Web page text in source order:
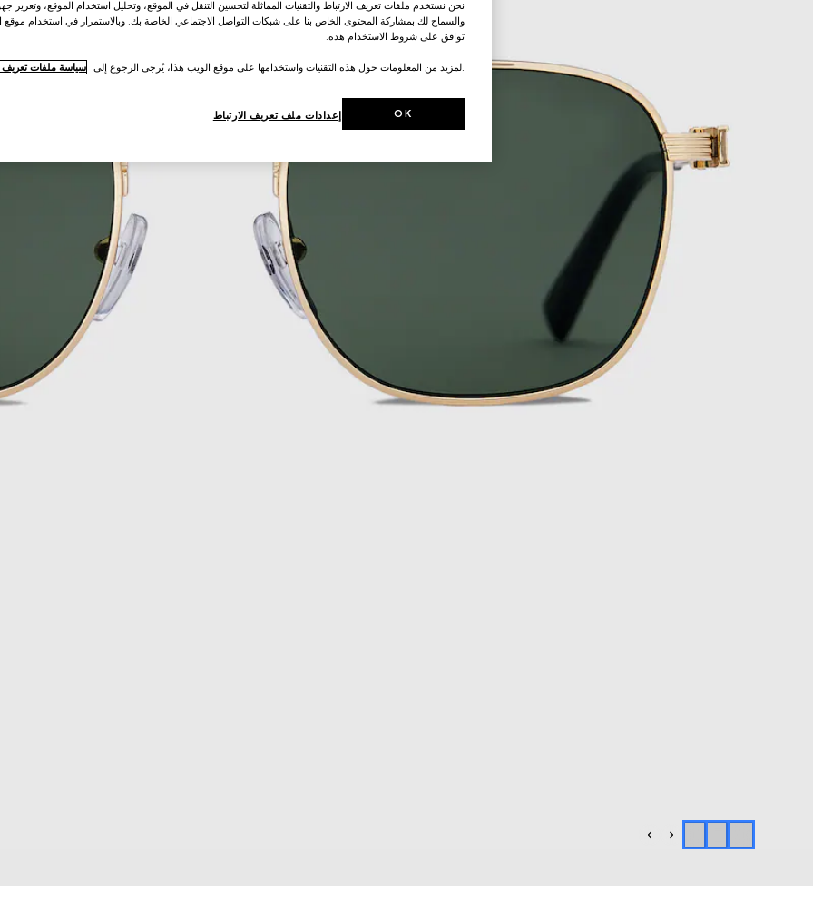
نحن نستخدم ملفات تعريف الارتباط والتقنيات المماثلة لتحسين التنقل في الموقع، وتحليل استخدام الموقع، وتعزيز
والسماح لك بمشاركة المحتوى الخاص بنا على شبكات التواصل الاجتماعي الخاصة بك. وبالاستمرار في استخدام موقع
توافق على شروط الاستخدام هذه.
.لمزيد من المعلومات حول هذه التقنيات واستخدامها على موقع الويب هذا، يُرجى الرجوع إلى سياسة ملفات تعريف
إعدادات ملف تعريف الارتباط OK